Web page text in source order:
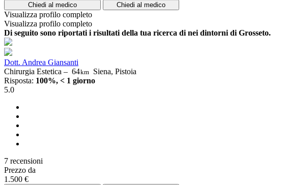
Chiedi al medico Chiedi al medico
Visualizza profilo completo
Visualizza profilo completo
Di seguito sono riportati i risultati della tua ricerca di nei dintorni di Grosseto.
Dott. Andrea Giansanti
Chirurgia Estetica – 64km Siena, Pistoia
Risposta: 100%, < 1 giorno
5.0
7 recensioni
Prezzo da
1.500 €